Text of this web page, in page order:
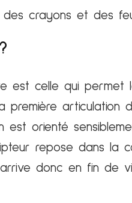
crayons et des
est celle qui permet
articulation
est orienté
repose dans la
arrive donc en fin de